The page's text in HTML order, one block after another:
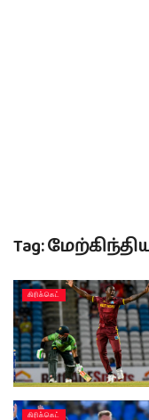
Tag:
கிரிக்கெட்
கிரிக்கெட்